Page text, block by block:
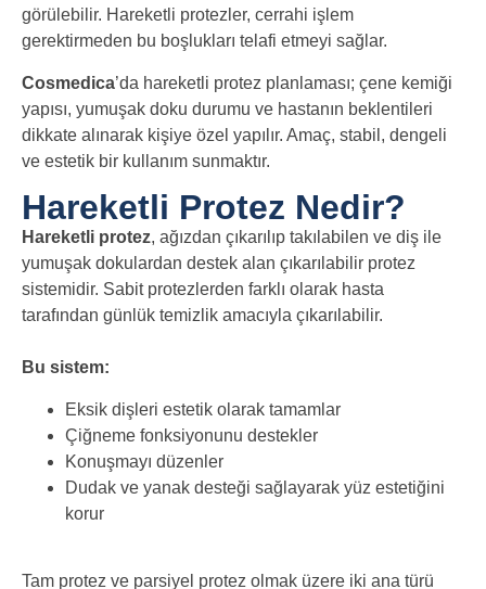
görülebilir. Hareketli protezler, cerrahi işlem
gerektirmeden bu boşlukları telafi etmeyi sağlar.
Cosmedica’da hareketli protez planlaması; çene kemiği
yapısı, yumuşak doku durumu ve hastanın beklentileri
dikkate alınarak kişiye özel yapılır. Amaç, stabil, dengeli
ve estetik bir kullanım sunmaktır.
Hareketli Protez Nedir?
Hareketli protez, ağızdan çıkarılıp takılabilen ve diş ile
yumuşak dokulardan destek alan çıkarılabilir protez
sistemidir. Sabit protezlerden farklı olarak hasta
tarafından günlük temizlik amacıyla çıkarılabilir.
Bu sistem:
Eksik dişleri estetik olarak tamamlar
Çiğneme fonksiyonunu destekler
Konuşmayı düzenler
Dudak ve yanak desteği sağlayarak yüz estetiğini
korur
Tam protez ve parsiyel protez olmak üzere iki ana türü